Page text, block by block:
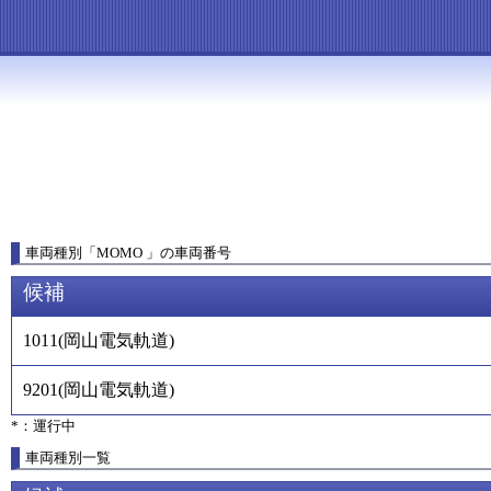
車両種別 「 MOMO 」 の車両番号
候補
1011(岡山電気軌道)
9201(岡山電気軌道)
*：運行中
車両種別一覧